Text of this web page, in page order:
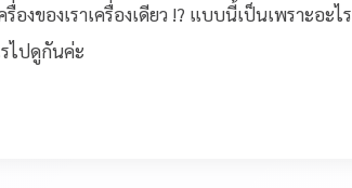
งของเราเครื่องเดียว !? แบบนี้เป็นเพราะอะไร
ไปดูกันค่ะ